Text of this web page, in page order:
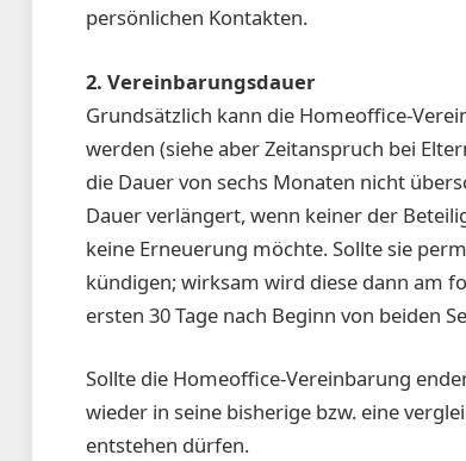
persönlichen Kontakten.
2. Vereinbarungsdauer
Grundsätzlich kann die Homeoffice-
werden (siehe aber Zeitanspruch bei
die Dauer von sechs Monaten nicht
Dauer verlängert, wenn keiner der
keine Erneuerung möchte. Sollte sie
kündigen; wirksam wird diese dann am
ersten 30 Tage nach Beginn von beiden
Sollte die Homeoffice-Vereinbarung
wieder in seine bisherige bzw. eine
entstehen dürfen.